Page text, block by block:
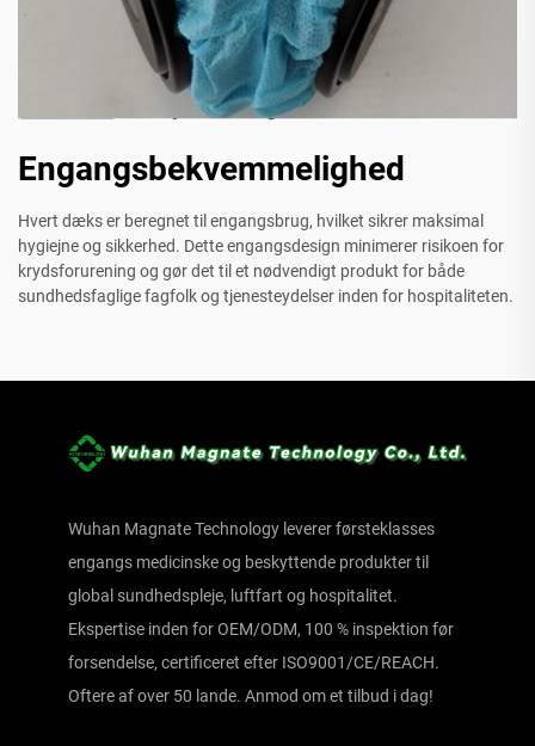
Engangsbekvemmelighed
Hvert dæks er beregnet til engangsbrug, hvilket sikrer maksimal
hygiejne og sikkerhed. Dette engangsdesign minimerer risikoen for
krydsforurening og gør det til et nødvendigt produkt for både
sundhedsfaglige fagfolk og tjenesteydelser inden for hospitaliteten.
Wuhan Magnate Technology leverer førsteklasses
engangs medicinske og beskyttende produkter til
global sundhedspleje, luftfart og hospitalitet.
Ekspertise inden for OEM/ODM, 100 % inspektion før
forsendelse, certificeret efter ISO9001/CE/REACH.
Oftere af over 50 lande. Anmod om et tilbud i dag!